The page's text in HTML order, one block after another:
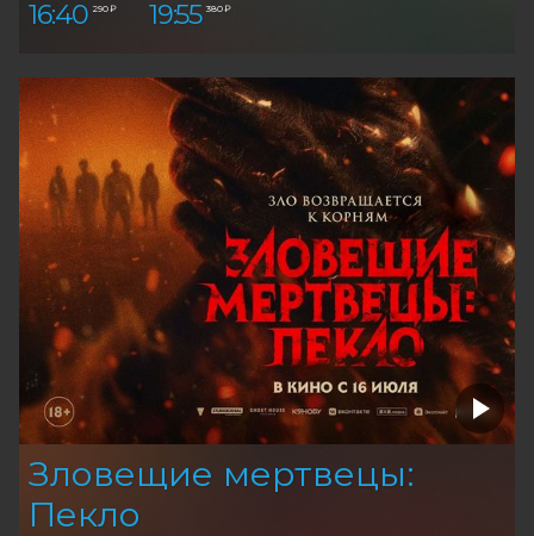
16:40 290 ₽ 19:55 380 ₽
Зловещие мертвецы:
Пекло